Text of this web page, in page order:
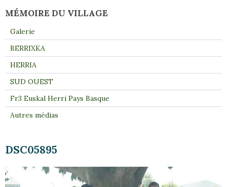
DSC05895
MÉMOIRE DU VILLAGE
Galerie
BERRIXKA
HERRIA
SUD OUEST
Fr3 Euskal Herri Pays Basque
Autres médias